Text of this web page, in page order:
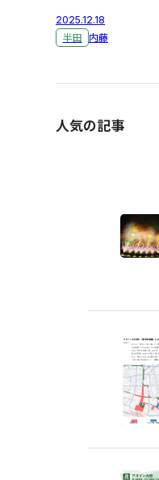
2025.12.18
半田
内藤
人気の記事